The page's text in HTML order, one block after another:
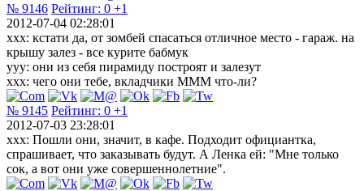
№ 9146 Рейтинг: 0 +1
2012-07-04 02:28:01
xxx: кстати да, от зомбей спасаться отличное место - гараж. на
крышу залез - все курите бабмук
yyy: они из себя пирамиду построят и залезут
xxx: чего они тебе, вкладчики МММ что-ли?
№ 9145 Рейтинг: 0 +1
2012-07-03 23:28:01
xxx: Пошли они, значит, в кафе. Подходит официантка,
спрашивает, что заказывать будут. А Ленка ей: "Мне только
сок, а вот они уже совершеннолетние".